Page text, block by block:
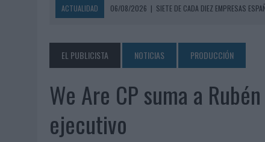
ACTUALIDAD 06/08/2026 | SIETE DE CADA DIEZ EMPRESAS
LA TELEVISIÓN SIGUE LIDERANDO EL CONSUMO DE
06/08/2026 | EL USO DE LA IA GENERATIVA ALCANZA YA AL 62% DE
06/08/2026
SYSTEM1 NOMBRA A KIMBERLY BASTONI COMO
06/08/2026 | FRIGO Y UNIQLO LANZAN UNA COLECCIÓN
06/08/2026
LA IA ESTÁ SUBIENDO EL LISTÓN DE LA CREATIVIDAD
EL PUBLICISTA NOTICIAS PRODUCCIÓN
We Are CP suma a
ejecutivo